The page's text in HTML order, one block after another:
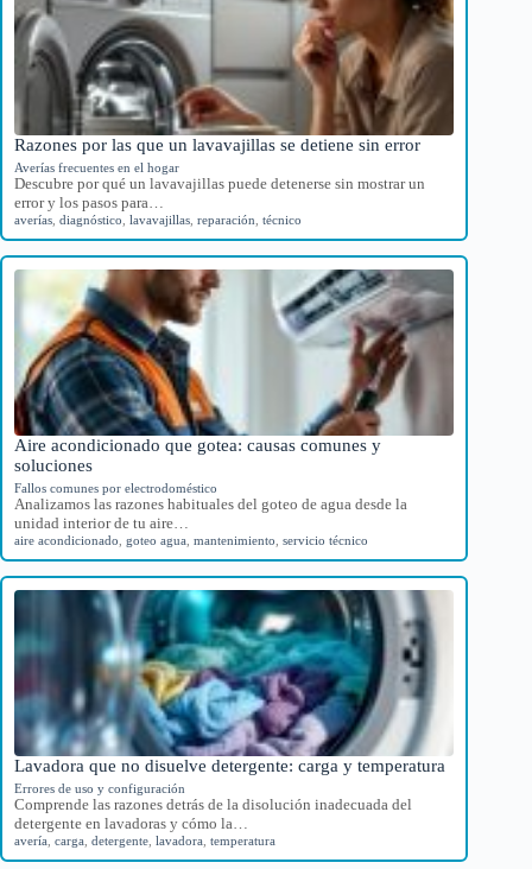
Razones por las que un lavavajillas se detiene sin error
Averías frecuentes en el hogar
Descubre por qué un lavavajillas puede detenerse sin mostrar un
error y los pasos para…
averías diagnóstico lavavajillas reparación técnico
Aire acondicionado que gotea: causas comunes y
soluciones
Fallos comunes por electrodoméstico
Analizamos las razones habituales del goteo de agua desde la
unidad interior de tu aire…
aire acondicionado goteo agua mantenimiento servicio técnico
Lavadora que no disuelve detergente: carga y temperatura
Errores de uso y configuración
Comprende las razones detrás de la disolución inadecuada del
detergente en lavadoras y cómo la…
avería carga detergente lavadora temperatura